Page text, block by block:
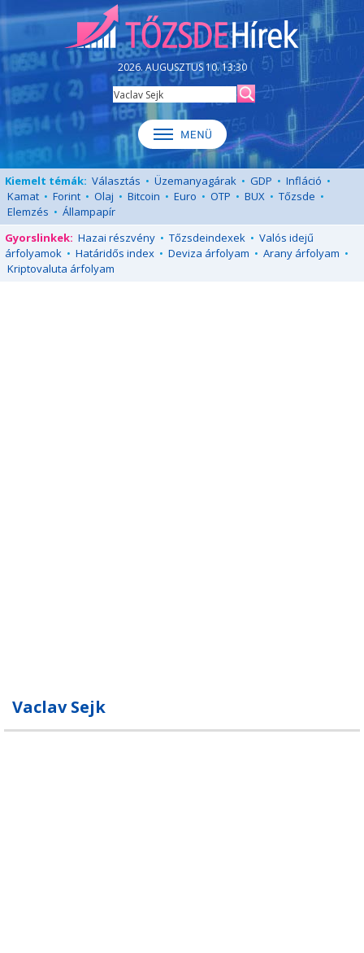
2026. AUGUSZTUS 10. 13:30
Kiemelt témák: Választás • Üzemanyagárak • GDP • Infláció •
Kamat • Forint • Olaj • Bitcoin • Euro • OTP • BUX • Tőzsde •
Elemzés • Állampapír
Gyorslinkek: Hazai részvény • Tőzsdeindexek • Valós idejű
árfolyamok • Határidős index • Deviza árfolyam • Arany árfolyam •
Kriptovaluta árfolyam
Vaclav Sejk